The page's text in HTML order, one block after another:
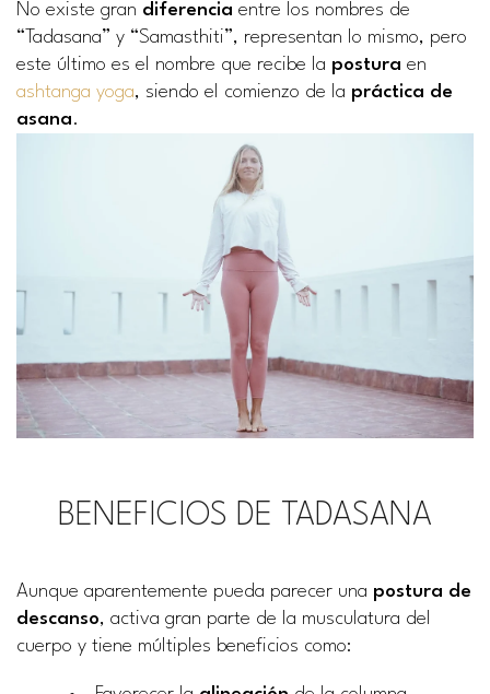
No existe gran diferencia entre los nombres de
“Tadasana” y “Samasthiti”, representan lo mismo, pero
este último es el nombre que recibe la postura en
ashtanga yoga, siendo el comienzo de la práctica de
asana.
BENEFICIOS DE TADASANA
Aunque aparentemente pueda parecer una postura de
descanso, activa gran parte de la musculatura del
cuerpo y tiene múltiples beneficios como: